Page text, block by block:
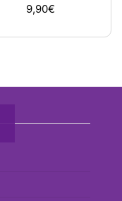
9,90€